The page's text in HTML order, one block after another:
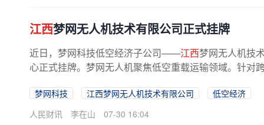
江西梦网无人机技术有限公司正式挂牌
近日，梦网科技低空经济子公司——江西梦网无人机技
心正式挂牌。梦网无人机聚焦低空重载运输领域。针对
梦网科技 江西梦网无人机技术有限公司
低空经济
人民财讯
李在山 07-30 16:04